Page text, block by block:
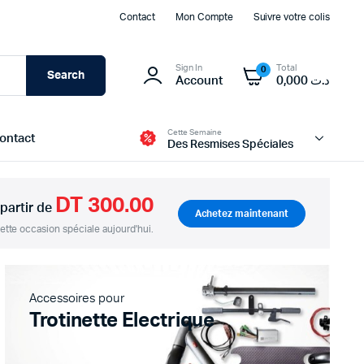
Contact Mon Compte Suivre votre colis
Search
Sign In
Account
0 Total
د.ت
Modules d’alimentation et BMS
Transformateur et Chargeur
Panneau Solaire
Boites d’alimentation
Cette Semaine
Des Resmises Spéciales
de DT 300.00
occasion spéciale aujourd'hui.
Achetez maintenant
Accessoires pour
Trotinette Electrique